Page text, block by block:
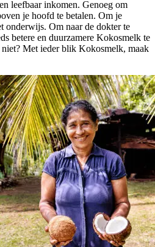
leefbaar inkomen. Genoeg om
je hoofd te betalen. Om je
onderwijs. Om naar de dokter te
betere en duurzamere Kokosmelk te
Met ieder blik Kokosmelk, maak